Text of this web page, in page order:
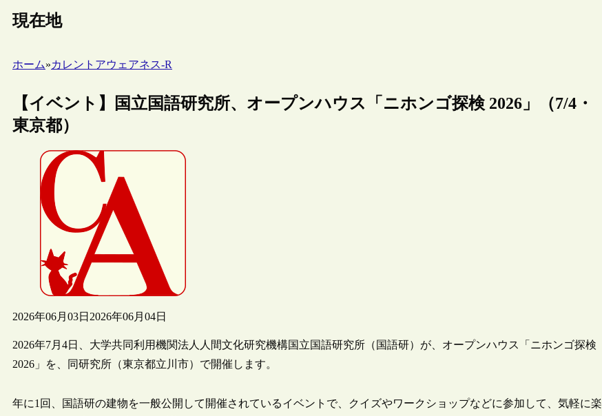
現在地
ホーム»カレントアウェアネス-R
【イベント】国立国語研究所、オープンハウス「ニホンゴ探検 2026」（7/4・
東京都）
2026年06月03日 2026年06月04日
2026年7月4日、大学共同利用機関法人人間文化研究機構国立国語研究所（国語研）が、オープンハウス「ニホンゴ探検
2026」を、同研究所（東京都立川市）で開催します。
年に1回、国語研の建物を一般公開して開催されているイベントで、クイズやワークショップなどに参加して、気軽に楽